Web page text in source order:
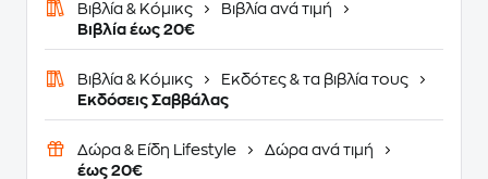
Βιβλία & Κόμικς
Βιβλία ανά τιμή
Βιβλία έως 20€
Βιβλία & Κόμικς
Εκδότες & τα βιβλία τους
Εκδόσεις Σαββάλας
Δώρα & Είδη Lifestyle
Δώρα ανά τιμή
έως 20€